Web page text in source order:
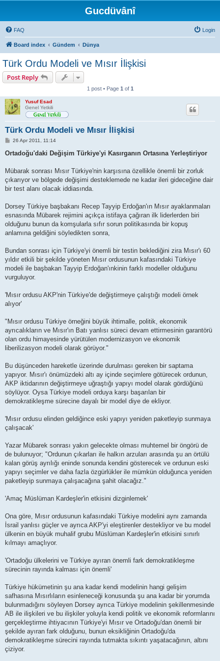
Gucdüvânî
FAQ Login
Board index Gündem Dünya
Türk Ordu Modeli ve Mısır İlişkisi
Post Reply
1 post • Page 1 of 1
Yusuf Esad
Genel Yetkili
Türk Ordu Modeli ve Mısır İlişkisi
P
s
26 Apr 2011, 11:14
Ortadoğu'daki Değişim Türkiye'yi Kasırganın Ortasına Yerleştiriyor
Mübarak sonrası Mısır Türkiye'nin karşısına özellikle önemli bir zorluk
çıkarıyor ve bölgede değişimi desteklemede ne kadar ileri gideceğine dair
bir test alanı olacak iddiasında.
Dorsey Türkiye başbakanı Recep Tayyip Erdoğan'ın Mısır ayaklanmaları
esnasında Mübarek rejimini açıkça istifaya çağıran ilk liderlerden biri
olduğunu bunun da komşularla sıfır sorun politikasında bir kopuş
anlamına geldiğini söyledikten sonra,
Bundan sonrası için Türkiye'yi önemli bir testin beklediğini zira Mısır'ı 60
yıldır etkili bir şekilde yöneten Mısır ordusunun kafasındaki Türkiye
modeli ile başbakan Tayyip Erdoğan'ınkinin farklı modeller olduğunu
vurguluyor.
'Mısır ordusu AKP'nin Türkiye'de değiştirmeye çalıştığı modeli örnek
alıyor'
"Mısır ordusu Türkiye örneğini büyük ihtimalle, politik, ekonomik
ayrıcalıkların ve Mısır'ın Batı yanlısı süreci devam ettirmesinin garantörü
olan ordu himayesinde yürütülen modernizasyon ve ekonomik
liberilizasyon modeli olarak görüyor."
Bu düşünceden hareketle üzerinde durulması gereken bir saptama
yapıyor. Mısır'ı önümüzdeki altı ay içinde seçimlere götürecek ordunun,
AKP iktidarının değiştirmeye uğraştığı yapıyı model olarak gördüğünü
söylüyor. Oysa Türkiye modeli orduya karşı başarılan bir
demokratikleşme sürecine dayalı bir model diye de ekliyor.
'Mısır ordusu elinden geldiğince eski yapıyı yeniden paketleyip sunmaya
çalışacak'
Yazar Mübarek sonrası yakın gelecekte olması muhtemel bir öngörü de
de bulunuyor; "Ordunun çıkarları ile halkın arzuları arasında şu an örtülü
kalan görüş ayrılığı eninde sonunda kendini gösterecek ve ordunun eski
yapıyı seçimler ve daha fazla özgürlükler ile mümkün olduğunca yeniden
paketleyip sunmaya çalışacağına şahit olacağız."
'Amaç Müslüman Kardeşler'in etkisini dizginlemek'
Ona göre, Mısır ordusunun kafasındaki Türkiye modelini aynı zamanda
İsrail yanlısı güçler ve ayrıca AKP'yi eleştirenler destekliyor ve bu model
ülkenin en büyük muhalif grubu Müslüman Kardeşler'in etkisini sınırlı
kılmayı amaçlıyor.
'Ortadoğu ülkelerini ve Türkiye ayıran önemli fark demokratikleşme
sürecinin rayında kalması için önemli'
Türkiye hükümetinin şu ana kadar kendi modelinin hangi gelişim
safhasına Mısırlıların esinleneceği konusunda şu ana kadar bir yorumda
bulunmadığını söyleyen Dorsey ayrıca Türkiye modelinin şekillenmesinde
AB ile ilişkileri ve bu ilişkiler yoluyla kendi politik ve ekonomik reformlarını
gerçekleştirme ihtiyacının Türkiye'yi Mısır ve Ortadoğu'dan önemli bir
şekilde ayıran fark olduğunu, bunun eksikliğinin Ortadoğu'da
demokratikleşme sürecini rayında tutmakta sıkıntı yaşatacağının, altını
çiziyor.